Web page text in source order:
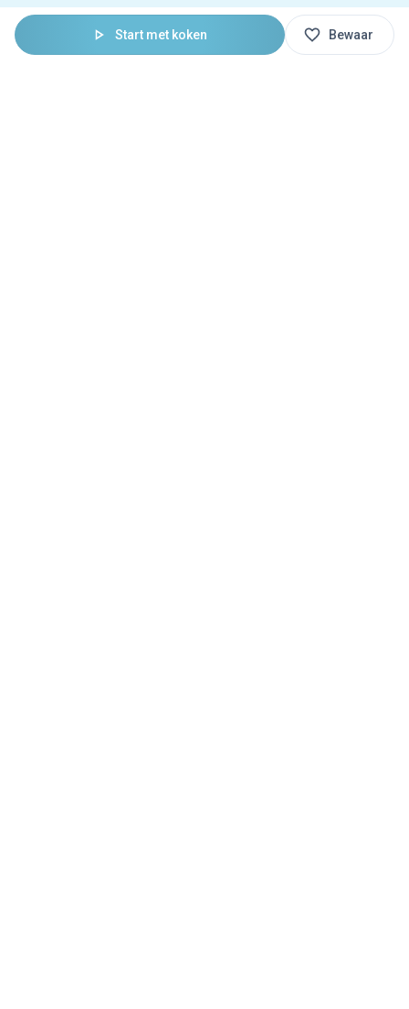
Start met koken Bewaar